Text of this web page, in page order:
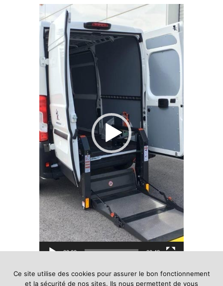
Lecteur
vidéo
00:00 00:43
Ce site utilise des cookies pour assurer le bon fonctionnement
et la sécurité de nos sites. Ils nous permettent de vous